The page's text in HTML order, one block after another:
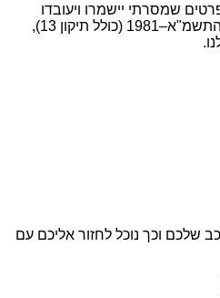
שמסרתי יישמרו ויעובדו
בהתאם לחוק הגנת הפרטיות, התשמ"א–1981 (כולל תיקון 13),
שלכם וכך נוכל לחזור אליכם עם